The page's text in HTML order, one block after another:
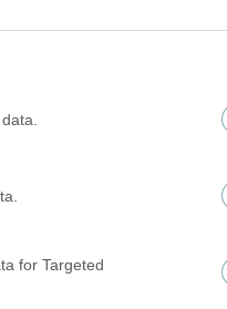
for Targeted